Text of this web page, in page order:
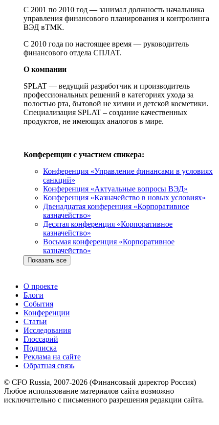
С 2001 по 2010 год — занимал должность начальника
управления финансового планирования и контролинга
ВЭД вТМК.
С 2010 года по настоящее время — руководитель
финансового отдела СПЛАТ.
О компании
SPLAT — ведущий разработчик и производитель
профессиональных решений в категориях ухода за
полостью рта, бытовой не химии и детской косметики.
Специализация SPLAT – создание качественных
продуктов, не имеющих аналогов в мире.
Конференции с участием спикера:
Конференция «Управление финансами в условиях
санкций»
Конференция «Актуальные вопросы ВЭД»
Конференция «Казначейство в новых условиях»
Двенадцатая конференция «Корпоративное
казначейство»
Десятая конференция «Корпоративное
казначейство»
Восьмая конференция «Корпоративное
казначейство»
Показать все
О проекте
Блоги
События
Конференции
Статьи
Исследования
Глоссарий
Подписка
Реклама на сайте
Обратная связь
© CFO Russia, 2007-2026 (Финансовый директор Россия)
Любое использование материалов сайта возможно
исключительно с письменного разрешения редакции сайта.